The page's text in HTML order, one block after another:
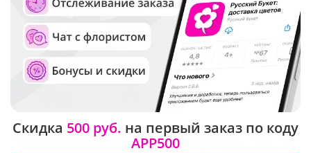
4.9 (19)
Настольная композиция
"Счастье навсегда!"
4.9(21)
Букет невесты
"Совершенство"
13 840 ₽
Сезонные цветы Сезонные цветы
Скидка 500 руб. на первый заказ по коду
APP500